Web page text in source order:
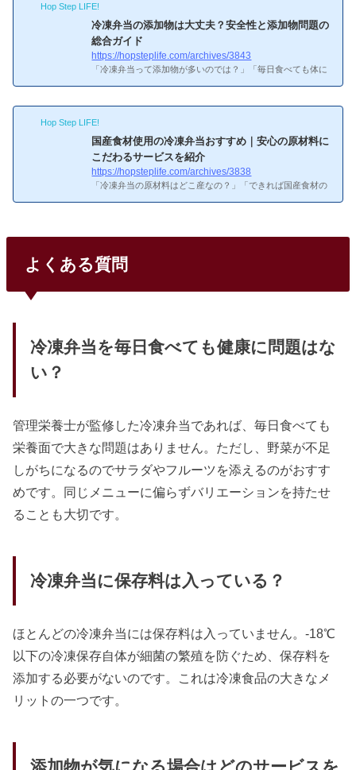
Hop Step LIFE!
冷凍弁当の添加物は大丈夫？安全性と添加物問題の
総合ガイド
https://hopsteplife.com/archives/3843
「冷凍弁当って添加物が多いのでは？」「毎日食べても体に
い」「添加物まみれ」といった情報を見かけますが、実際に
調べてみると事実はかなり違いました。
こと冷凍弁当に使われる主な添加物の種類と役割「添加物＝
危険」は本当なのか？正確な情報安全性を左右する3つのチ
ェックポイント添加物が気になる方向けのおすすめサービス
冷凍弁当にはどんな添加物が使われてるの？冷凍弁当に使わ
れる主な...
Hop Step LIFE!
国産食材使用の冷凍弁当おすすめ｜安心の原材料に
こだわるサービスを紹介
https://hopsteplife.com/archives/3838
「冷凍弁当の原材料はどこ産なの？」「できれば国産食材の
にこだわる方が多いのか
こだわる理由食の安全性への意識
の食料自給率向上に貢献したいという思い「国産＝安全」と
だし「海外産＝危険」という考えは正確ではありません。日
よくある質問
冷凍弁当を毎日食べても健康に問題はな
い？
管理栄養士が監修した冷凍弁当であれば、毎日食べても
栄養面で大きな問題はありません。ただし、野菜が不足
しがちになるのでサラダやフルーツを添えるのがおすす
めです。同じメニューに偏らずバリエーションを持たせ
ることも大切です。
冷凍弁当に保存料は入っている？
ほとんどの冷凍弁当には保存料は入っていません。-18℃
以下の冷凍保存自体が細菌の繁殖を防ぐため、保存料を
添加する必要がないのです。これは冷凍食品の大きなメ
リットの一つです。